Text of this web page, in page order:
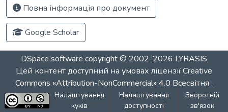
Повна інформація про документ
Google Scholar
DSpace software copyright © 2002-2026 LYRASIS
Цей контент доступний на умовах ліцензіїCreative
Commons «Attribution-NonCommercial» 4.0 Всесвітня .
Налаштування
куків
Налаштування
доступності
Зворотній
зв'язок